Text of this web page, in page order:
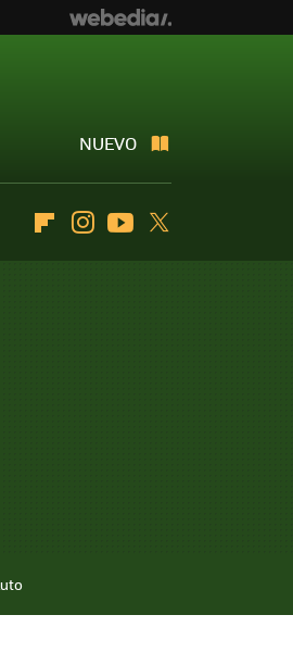
NUEVO
FlipboardInstagramYoutube